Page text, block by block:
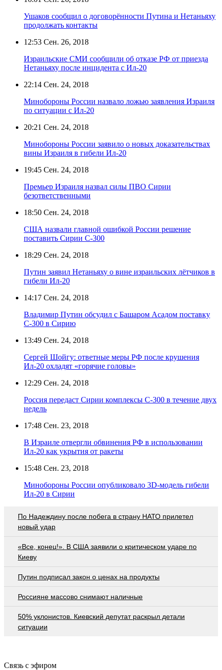
Ушаков сообщил о договорённости Путина и Нетаньяху
продолжать контакты
12:53 Сен. 26, 2018
Израильские СМИ сообщили об отказе РФ от приезда
Нетаньяху после инцидента с Ил-20
22:14 Сен. 24, 2018
Минобороны России назвало ложью заявления Израиля
по ситуации с Ил-20
20:21 Сен. 24, 2018
Минобороны России заявило о новых доказательствах
вины Израиля в гибели Ил-20
19:45 Сен. 24, 2018
Премьер Израиля назвал силы ПВО Сирии
безответственными
18:50 Сен. 24, 2018
США назвали главной ошибкой России решение
поставить Сирии С-300
18:29 Сен. 24, 2018
Путин заявил Нетаньяху о вине израильских лётчиков в
гибели Ил-20
14:17 Сен. 24, 2018
Владимир Путин обсудил с Башаром Асадом поставку
С-300 в Сирию
13:49 Сен. 24, 2018
Сергей Шойгу: ответные меры РФ после крушения
Ил-20 охладят «горячие головы»
12:29 Сен. 24, 2018
Россия передаст Сирии комплексы С-300 в течение двух
недель
17:48 Сен. 23, 2018
В Израиле отвергли обвинения РФ в использовании
Ил-20 как укрытия от ракеты
15:48 Сен. 23, 2018
Минобороны России опубликовало 3D-модель гибели
Ил-20 в Сирии
По Надеждину после побега в страну НАТО прилетел
новый удар
«Все, конец!». В США заявили о критическом ударе по
Киеву
Путин подписал закон о ценах на продукты
Россияне массово снимают наличные
50% уклонистов. Киевский депутат раскрыл детали
ситуации
Связь с эфиром